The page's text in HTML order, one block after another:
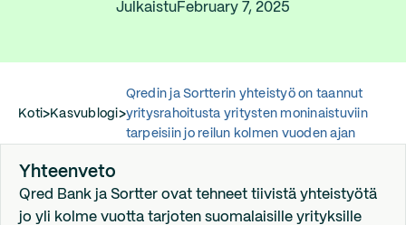
JulkaistuFebruary 7, 2025
Koti>Kasvublogi>
Qredin ja Sortterin yhteistyö on taannut
yritysrahoitusta yritysten moninaistuviin
tarpeisiin jo reilun kolmen vuoden ajan
Yhteenveto
Qred Bank ja Sortter ovat tehneet tiivistä yhteistyötä
jo yli kolme vuotta tarjoten suomalaisille yrityksille